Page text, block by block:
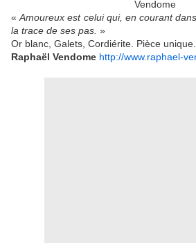
Vendome
«Amoureux est celui qui, en courant
la trace de ses pas. »
Or blanc, Galets, Cordiérite. Pièce unique.
Raphaël Vendome http://www.raphael-